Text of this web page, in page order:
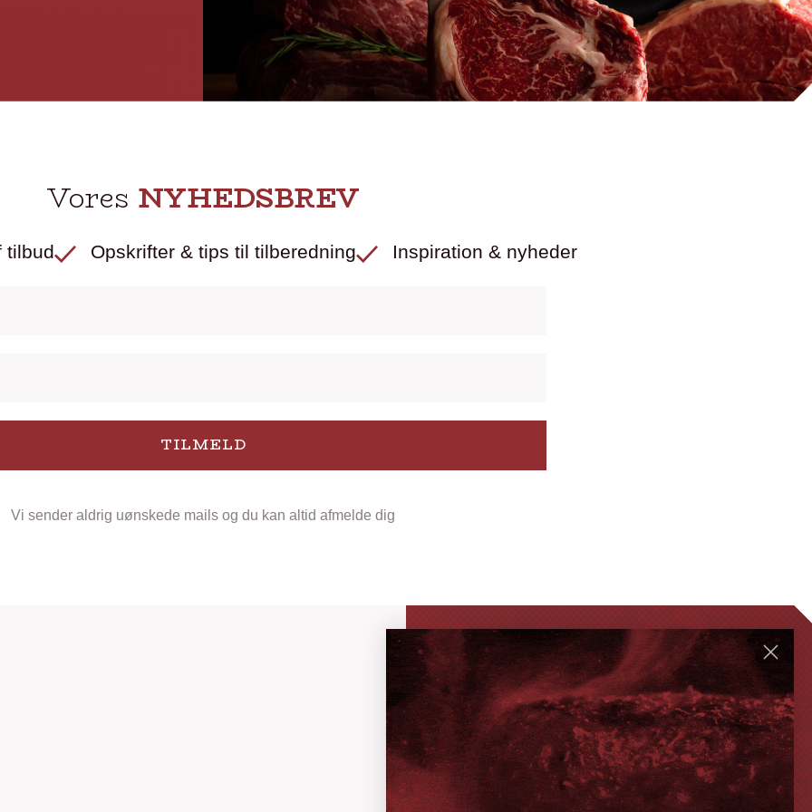
Vores NYHEDSBREV
tilbud Opskrifter & tips til tilberedning Inspiration & nyheder
TILMELD
Vi sender aldrig uønskede mails og du kan altid afmelde dig
GENVEJE
Handelsbetingelser
FAQ
Levering eller afhentning